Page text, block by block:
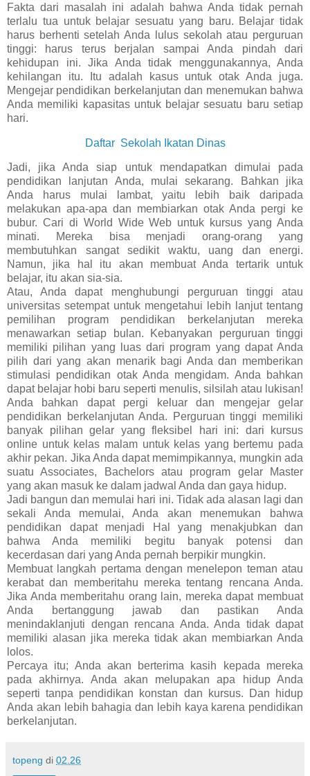
Fakta dari masalah ini adalah bahwa Anda tidak pernah
terlalu tua untuk belajar sesuatu yang baru. Belajar tidak
harus berhenti setelah Anda lulus sekolah atau perguruan
tinggi: harus terus berjalan sampai Anda pindah dari
kehidupan ini. Jika Anda tidak menggunakannya, Anda
kehilangan itu. Itu adalah kasus untuk otak Anda juga.
Mengejar pendidikan berkelanjutan dan menemukan bahwa
Anda memiliki kapasitas untuk belajar sesuatu baru setiap
hari.
Daftar Sekolah Ikatan Dinas
Jadi, jika Anda siap untuk mendapatkan dimulai pada
pendidikan lanjutan Anda, mulai sekarang. Bahkan jika
Anda harus mulai lambat, yaitu lebih baik daripada
melakukan apa-apa dan membiarkan otak Anda pergi ke
bubur. Cari di World Wide Web untuk kursus yang Anda
minati. Mereka bisa menjadi orang-orang yang
membutuhkan sangat sedikit waktu, uang dan energi.
Namun, jika hal itu akan membuat Anda tertarik untuk
belajar, itu akan sia-sia.
Atau, Anda dapat menghubungi perguruan tinggi atau
universitas setempat untuk mengetahui lebih lanjut tentang
pemilihan program pendidikan berkelanjutan mereka
menawarkan setiap bulan. Kebanyakan perguruan tinggi
memiliki pilihan yang luas dari program yang dapat Anda
pilih dari yang akan menarik bagi Anda dan memberikan
stimulasi pendidikan otak Anda mengidam. Anda bahkan
dapat belajar hobi baru seperti menulis, silsilah atau lukisan!
Anda bahkan dapat pergi keluar dan mengejar gelar
pendidikan berkelanjutan Anda. Perguruan tinggi memiliki
banyak pilihan gelar yang fleksibel hari ini: dari kursus
online untuk kelas malam untuk kelas yang bertemu pada
akhir pekan. Jika Anda dapat memimpikannya, mungkin ada
suatu Associates, Bachelors atau program gelar Master
yang akan masuk ke dalam jadwal Anda dan gaya hidup.
Jadi bangun dan memulai hari ini. Tidak ada alasan lagi dan
sekali Anda memulai, Anda akan menemukan bahwa
pendidikan dapat menjadi Hal yang menakjubkan dan
bahwa Anda memiliki begitu banyak potensi dan
kecerdasan dari yang Anda pernah berpikir mungkin.
Membuat langkah pertama dengan menelepon teman atau
kerabat dan memberitahu mereka tentang rencana Anda.
Jika Anda memberitahu orang lain, mereka dapat membuat
Anda bertanggung jawab dan pastikan Anda
menindaklanjuti dengan rencana Anda. Anda tidak dapat
memiliki alasan jika mereka tidak akan membiarkan Anda
lolos.
Percaya itu; Anda akan berterima kasih kepada mereka
pada akhirnya. Anda akan melupakan apa hidup Anda
seperti tanpa pendidikan konstan dan kursus. Dan hidup
Anda akan lebih bahagia dan lebih kaya karena pendidikan
berkelanjutan.
topeng di 02.26